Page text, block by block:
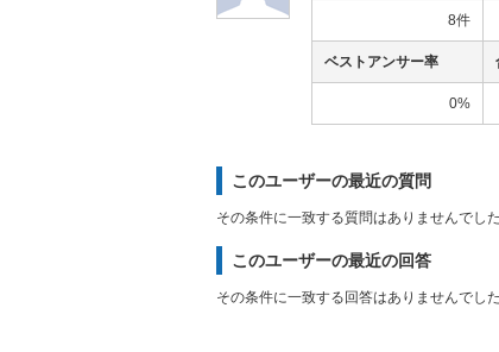
8件
ベストアンサー率
0%
このユーザーの最近の質問
その条件に一致する質問はありませんでした
このユーザーの最近の回答
その条件に一致する回答はありませんでした